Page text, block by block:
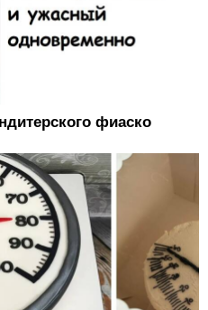
фиаско